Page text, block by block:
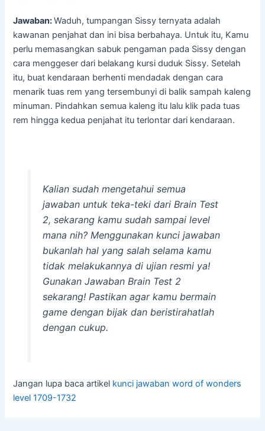
Jawaban:Waduh, tumpangan Sissy ternyata adalah
kawanan penjahat dan ini bisa berbahaya. Untuk itu, Kamu
perlu memasangkan sabuk pengaman pada Sissy dengan
cara menggeser dari belakang kursi duduk Sissy. Setelah
itu, buat kendaraan berhenti mendadak dengan cara
menarik tuas rem yang tersembunyi di balik sampah kaleng
minuman. Pindahkan semua kaleng itu lalu klik pada tuas
rem hingga kedua penjahat itu terlontar dari kendaraan.
Kalian sudah mengetahui semua
jawaban untuk teka-teki dari Brain Test
2, sekarang kamu sudah sampai level
mana nih? Menggunakan kunci jawaban
bukanlah hal yang salah selama kamu
tidak melakukannya di ujian resmi ya!
Gunakan Jawaban Brain Test 2
sekarang! Pastikan agar kamu bermain
game dengan bijak dan beristirahatlah
dengan cukup.
Jangan lupa baca artikel kunci jawaban word of wonders
level 1709-1732